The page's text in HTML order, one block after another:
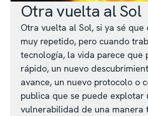
Otra vuelta al Sol
Otra vuelta al Sol, si ya sé que
muy repetido, pero cuando
tecnología, la vida parece que
rápido, un nuevo
avance, un nuevo protocolo o
publica que se puede explotar
vulnerabilidad de una manera